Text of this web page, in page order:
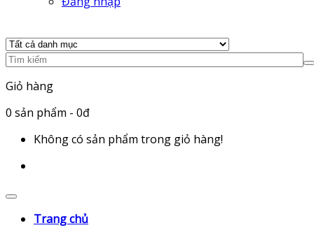
Giỏ hàng
0 sản phẩm - 0đ
Không có sản phẩm trong giỏ hàng!
Trang chủ